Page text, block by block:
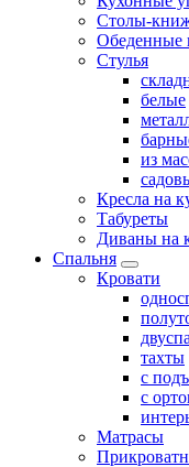
Столы-
Обеденные
Стулья
белые
из
Кресла на
Табуреты
Диваны на
Спальня
Кровати
тахты
с
с
Матрасы